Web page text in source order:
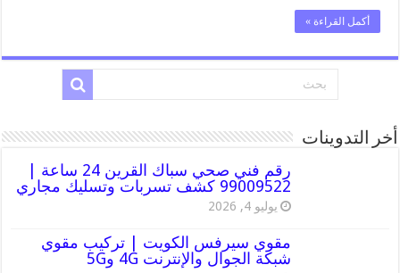
أكمل القراءة »
أخر التدوينات
رقم فني صحي سباك القرين 24 ساعة |
99009522 كشف تسربات وتسليك مجاري
يوليو 4, 2026
مقوي سيرفس الكويت | تركيب مقوي
شبكة الجوال والإنترنت 4G و5G